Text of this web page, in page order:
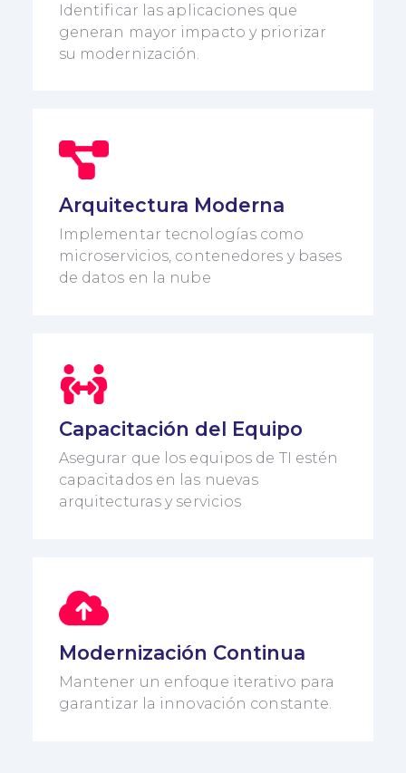
Identificar las aplicaciones que
generan mayor impacto y priorizar
su modernización.
Arquitectura Moderna
Implementar tecnologías como
microservicios, contenedores y bases
de datos en la nube
Capacitación del Equipo
Asegurar que los equipos de TI estén
capacitados en las nuevas
arquitecturas y servicios
Modernización Continua
Mantener un enfoque iterativo para
garantizar la innovación constante.